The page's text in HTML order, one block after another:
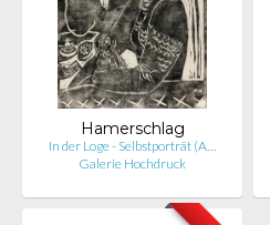
Hamerschlag
In der Loge - Selbstporträt (A…
Galerie Hochdruck